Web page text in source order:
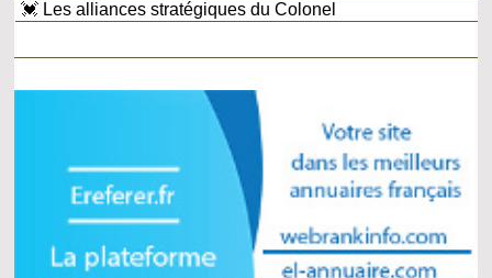
💓 Les alliances stratégiques du Colonel